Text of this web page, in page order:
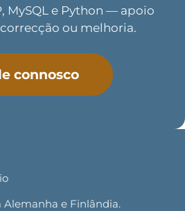
MySQL e Python — apoio
ou melhoria.
connosco
e Finlândia.